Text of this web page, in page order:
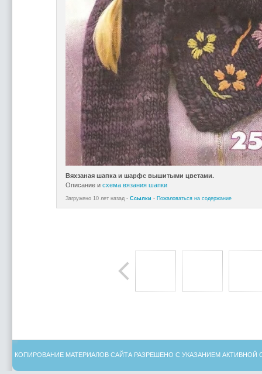
Вяхзаная шапка и шарфс вышитыми цветами.
Описание и схема вязания шапки
Загружено 10 лет назад - Ссылки - Пожаловаться на содержание
КОПИРОВАНИЕ МАТЕРИАЛОВ САЙТА РАЗРЕШЕНО С УКАЗАНИЕМ АКТИВНОЙ